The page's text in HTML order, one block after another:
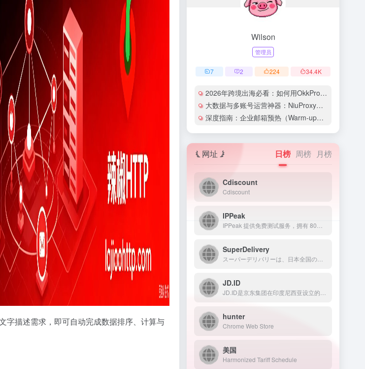
字描述需求，即可自动完成数据排序、计算与
Wilson
管理员
7 2 224 34.4K
2026年跨境出海必看：如何用OkkProxy彻底解决网络延迟与IP被封难题？
大数据与多账号运营神器：NiuProxy助力跨境工作室业务高效爆单！
深度指南：企业邮箱预热（Warm-up）的详细技巧与实操策略（含配图）
网址 日榜 周榜 月榜
Cdiscount
Cdiscount
IPPeak
SuperDelivery
JD.ID
hunter
Chrome Web Store
美国
Harmonized Tariff Schedule